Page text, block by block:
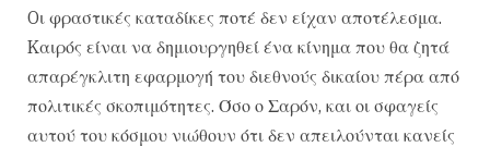
Oι φραστικές καταδίκες ποτέ δεν είχαν αποτέλεσμα.
Kαιρός είναι να δημιουργηθεί ένα κίνημα που θα ζητά
απαρέγκλιτη εφαρμογή του διεθνούς δικαίου πέρα από
πολιτικές σκοπιμότητες. Όσο ο Σαρόν, και οι σφαγείς
αυτού του κόσμου νιώθουν ότι δεν απειλούνται κανείς